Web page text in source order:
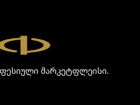
მარკეტფლეისი.